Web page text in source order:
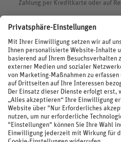
Zahlung per Kreditkarte oder auf
BEWERTUNGEN
SOCIAL MEDIA